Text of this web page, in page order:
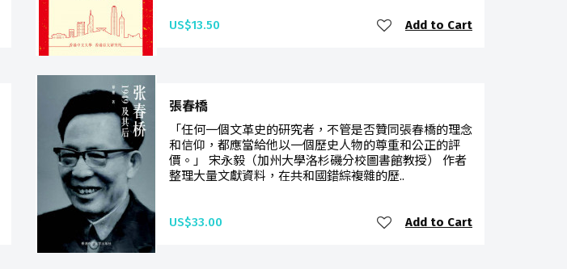
US$13.50 Add to Cart
張春橋
「任何一個文革史的研究者，不管是否贊同張春橋的理念
和信仰，都應當給他以一個歷史人物的尊重和公正的評
價。」 宋永毅（加州大學洛杉磯分校圖書館教授） 作者
整理大量文獻資料，在共和國錯綜複雜的歷..
US$33.00 Add to Cart